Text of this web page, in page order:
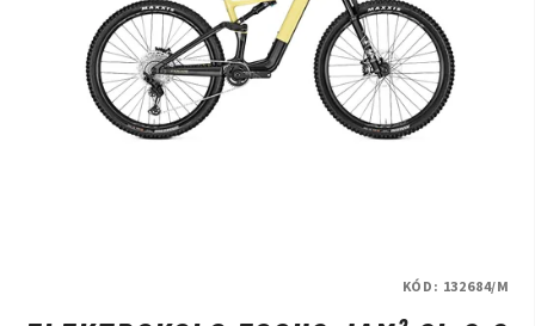
KÓD: 132684/M